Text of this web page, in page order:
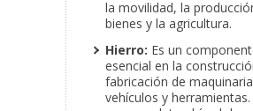
la movilidad, la
bienes y la agricultura.
Hierro: Es un
esencial en la
fabricación de
vehículos y herramientas.